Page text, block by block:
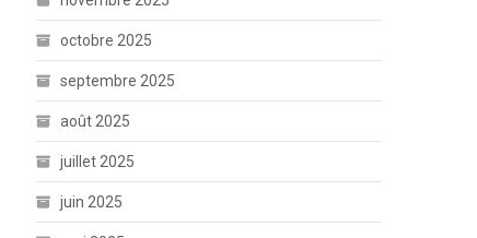
octobre 2025
septembre 2025
août 2025
juillet 2025
juin 2025